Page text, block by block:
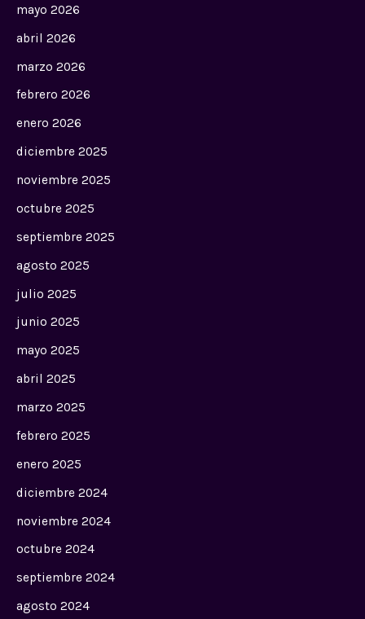
mayo 2026
abril 2026
marzo 2026
febrero 2026
enero 2026
diciembre 2025
noviembre 2025
octubre 2025
septiembre 2025
agosto 2025
julio 2025
junio 2025
mayo 2025
abril 2025
marzo 2025
febrero 2025
enero 2025
diciembre 2024
noviembre 2024
octubre 2024
septiembre 2024
agosto 2024